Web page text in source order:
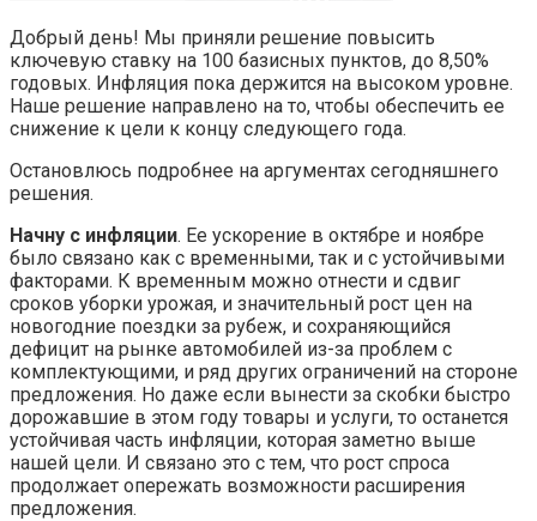
Добрый день! Мы приняли решение повысить
ключевую ставку на 100 базисных пунктов, до 8,50%
годовых. Инфляция пока держится на высоком уровне.
Наше решение направлено на то, чтобы обеспечить ее
снижение к цели к концу следующего года.
Остановлюсь подробнее на аргументах сегодняшнего
решения.
Начну с инфляции. Ее ускорение в октябре и ноябре
было связано как с временными, так и с устойчивыми
факторами. К временным можно отнести и сдвиг
сроков уборки урожая, и значительный рост цен на
новогодние поездки за рубеж, и сохраняющийся
дефицит на рынке автомобилей из-за проблем с
комплектующими, и ряд других ограничений на стороне
предложения. Но даже если вынести за скобки быстро
дорожавшие в этом году товары и услуги, то останется
устойчивая часть инфляции, которая заметно выше
нашей цели. И связано это с тем, что рост спроса
продолжает опережать возможности расширения
предложения.